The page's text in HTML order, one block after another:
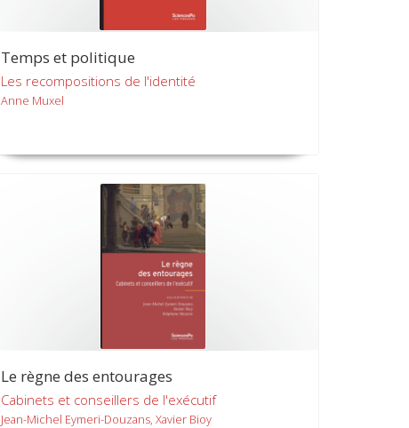
Temps et politique
Les recompositions de l'identité
Anne Muxel
Le règne des entourages
Cabinets et conseillers de l'exécutif
Jean-Michel Eymeri-Douzans, Xavier Bioy